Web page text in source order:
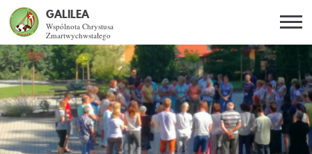
GALILEA
Wspólnota Chrystusa
Zmartwychwstałego
PL BG
Szukaj
CO DAJE ŻYCIE Z JEZUSEM?
SPOTKANIA OTWARTE